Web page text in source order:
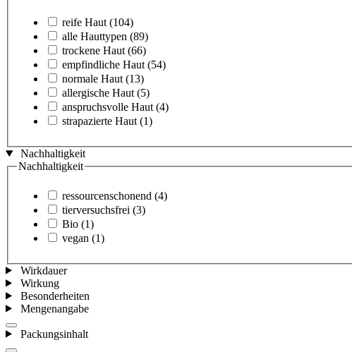
reife Haut (104)
alle Hauttypen (89)
trockene Haut (66)
empfindliche Haut (54)
normale Haut (13)
allergische Haut (5)
anspruchsvolle Haut (4)
strapazierte Haut (1)
Nachhaltigkeit
Nachhaltigkeit
ressourcenschonend (4)
tierversuchsfrei (3)
Bio (1)
vegan (1)
Wirkdauer
Wirkung
Besonderheiten
Mengenangabe
Packungsinhalt